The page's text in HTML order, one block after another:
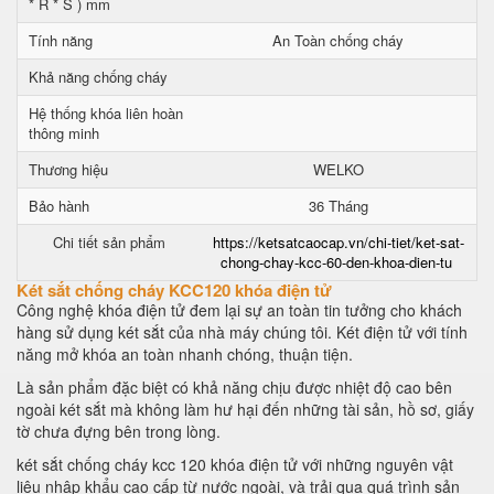
Tính năng
An Toàn chống cháy
Khả năng chống cháy
Hệ thống khóa liên hoàn
thông minh
Thương hiệu
WELKO
Bảo hành
36 Tháng
Chi tiết sản phẩm
https://ketsatcaocap.vn/chi-tiet/ket-sat-
chong-chay-kcc-60-den-khoa-dien-tu
Két sắt chống cháy KCC120 khóa điện tử
Công nghệ khóa điện tử đem lại sự an toàn tin tưởng cho khách
hàng sử dụng két sắt của nhà máy chúng tôi. Két điện tử với tính
năng mở khóa an toàn nhanh chóng, thuận tiện.
Là sản phẩm đặc biệt có khả năng chịu được nhiệt độ cao bên
ngoài két sắt mà không làm hư hại đến những tài sản, hồ sơ, giấy
tờ chưa đựng bên trong lòng.
két sắt chống cháy kcc 120 khóa điện tử với những nguyên vật
liệu nhập khẩu cao cấp từ nước ngoài, và trải qua quá trình sản